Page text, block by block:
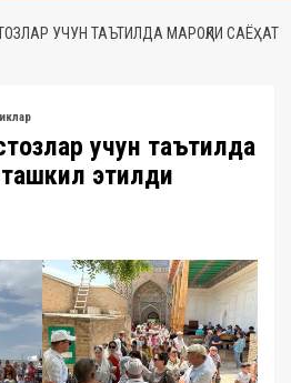
УЧУН ТАЪТИЛДА МАРОҚЛИ САЁҲАТ
учун таътилда
ташкил этилди